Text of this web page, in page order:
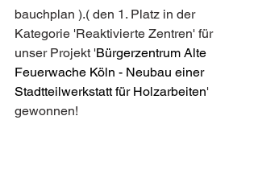
bauchplan ).( den 1. Platz in der
Kategorie 'Reaktivierte Zentren' für
unser Projekt 'Bürgerzentrum Alte
Feuerwache Köln - Neubau einer
Stadtteilwerkstatt für Holzarbeiten'
gewonnen!